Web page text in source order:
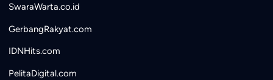
SwaraWarta.co.id
GerbangRakyat.com
IDNHits.com
PelitaDigital.com